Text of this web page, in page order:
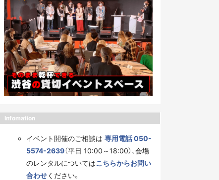
Infomation
イベント開催のご相談は 専用電話 050-
5574-2639（平日 10:00～18:00）、会場
のレンタルについてはこちらからお問い
合わせください。